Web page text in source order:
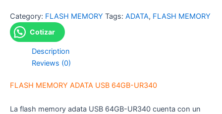
Category: FLASH MEMORY Tags: ADATA, FLASH MEMORY
Cotizar
Description
Reviews (0)
FLASH MEMORY ADATA USB 64GB-UR340
La flash memory adata USB 64GB-UR340 cuenta con un